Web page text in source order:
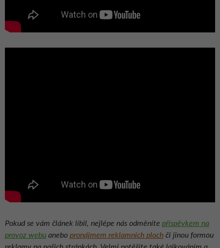
Pokud se vám článek líbil, nejlépe nás odměníte příspěvkem na
provoz webu anebo pronájmem reklamních ploch či jinou formou